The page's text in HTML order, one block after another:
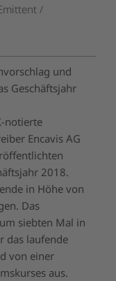
/
und
Geschäftsjahr
notierte
Encavis AG
2018.
in Höhe von
Das
siebten Mal in
das laufende
von einer
aus.